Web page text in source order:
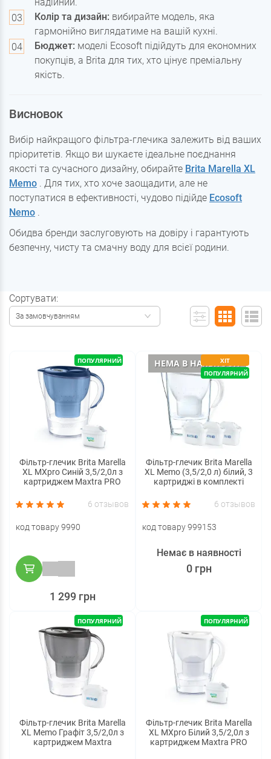
Колір та дизайн: вибирайте модель, яка
гармонійно виглядатиме на вашій кухні.
Бюджет: моделі Ecosoft підійдуть для економних
покупців, а Brita для тих, хто цінує преміальну
якість.
Висновок
Вибір найкращого фільтра-глечика залежить від ваших
пріоритетів. Якщо ви шукаєте ідеальне поєднання
якості та сучасного дизайну, обирайте Brita Marella XL
Memo . Для тих, хто хоче заощадити, але не
поступатися в ефективності, чудово підійде Ecosoft
Nemo .
Обидва бренди заслуговують на довіру і гарантують
безпечну, чисту та смачну воду для всієї родини.
Сортувати:
За замовчуванням
ПОПУЛЯРНИЙ
Фільтр-глечик Brita Marella
XL MXpro Синій 3,5/2,0л з
картриджем Maxtra PRO
6 отзывов
код товару 9990
1 299 грн
НЕМА В НАЯВНОСТІ
ХІТ
ПОПУЛЯРНИЙ
Фільтр-глечик Brita Marella
XL Memo (3,5/2,0 л) білий, 3
картриджі в комплекті
6 отзывов
код товару 999153
0 грн
Немає в наявності
ПОПУЛЯРНИЙ
Фільтр-глечик Brita Marella
XL Memo Графіт 3,5/2,0л з
картриджем Maxtra
ПОПУЛЯРНИЙ
Фільтр-глечик Brita Marella
XL MXpro Білий 3,5/2,0л з
картриджем Maxtra PRO